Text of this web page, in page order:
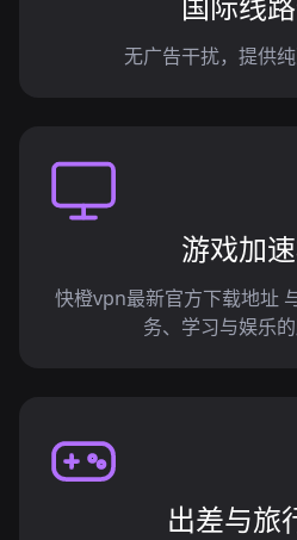
无广告干扰，提供纯
游戏加
快橙vpn最新官方下载地址
务、学习与娱乐的
出差与旅